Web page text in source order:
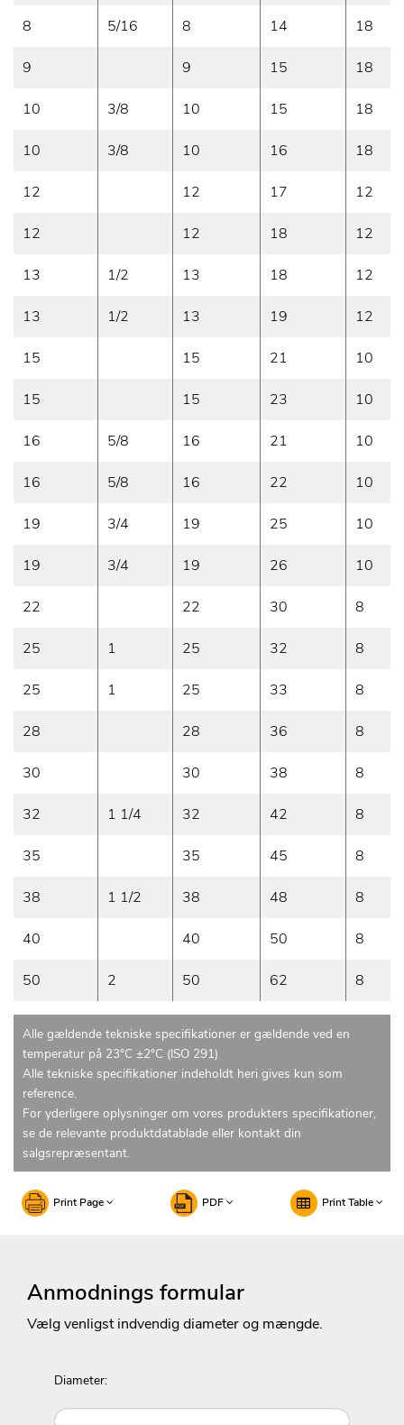
8 5/16 8 14 18
9 9 15 18
10 3/8 10 15 18
10 3/8 10 16 18
12 12 17 12
12 12 18 12
13 1/2 13 18 12
13 1/2 13 19 12
15 15 21 10
15 15 23 10
16 5/8 16 21 10
16 5/8 16 22 10
19 3/4 19 25 10
19 3/4 19 26 10
22 22 30 8
25 1 25 32 8
25 1 25 33 8
28 28 36 8
30 30 38 8
32 1 1/4 32 42 8
35 35 45 8
38 1 1/2 38 48 8
40 40 50 8
50 2 50 62 8
Alle gældende tekniske specifikationer er gældende ved en
temperatur på 23°C ±2°C (ISO 291)
Alle tekniske specifikationer indeholdt heri gives kun som
reference.
For yderligere oplysninger om vores produkters specifikationer,
se de relevante produktdatablade eller kontakt din
salgsrepræsentant.
Print Page PDF Print Table
Anmodnings formular
Vælg venligst indvendig diameter og mængde.
Diameter: